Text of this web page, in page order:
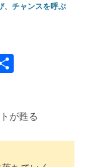
、チャンスを呼ぶ